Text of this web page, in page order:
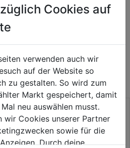
AUS DIESER
Cookies auf
verwenden auch wir
auf der Website so
zu gestalten. So wird zum
Markt gespeichert, damit
neu auswählen musst.
wir Cookies unserer Partner
sowie für die
Durch deine